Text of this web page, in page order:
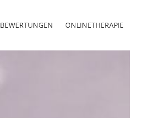
BEWERTUNGEN ONLINETHERAPIE